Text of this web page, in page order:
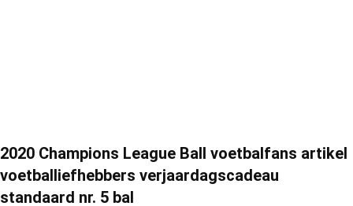
2020 Champions League Ball voetbalfans artikel
voetballiefhebbers verjaardagscadeau
standaard nr. 5 bal